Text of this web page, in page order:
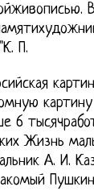
П.
6
Жизнь
А. И.